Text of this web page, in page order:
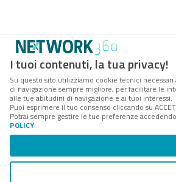
I tuoi contenuti, la tua privacy!
Su questo sito utilizziamo cookie tecnici
di navigazione sempre migliore, per facilitare le
alle tue abitudini di navigazione e ai tuoi interessi.
Puoi esprimere il tuo consenso cliccando su
Potrai sempre gestire le tue preferenze
POLICY.